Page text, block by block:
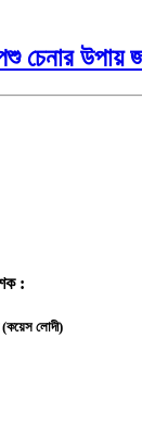
চেনার উপায়
:
(কয়েস লোদী)